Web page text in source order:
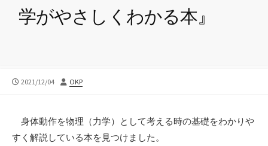
学がやさしくわかる本』
公
2021/12/04
投
OKP
身体動作を物理（力学）として考える時の基礎をわかりや
すく解説している本を見つけました。